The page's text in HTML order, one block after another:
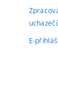
E-